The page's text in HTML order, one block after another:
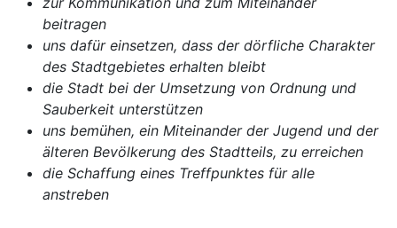
beitragen
uns dafür einsetzen, dass der dörfliche Charakter
des Stadtgebietes erhalten bleibt
die Stadt bei der Umsetzung von Ordnung und
Sauberkeit unterstützen
uns bemühen, ein Miteinander der Jugend und der
älteren Bevölkerung des Stadtteils, zu erreichen
die Schaffung eines Treffpunktes für alle
anstreben